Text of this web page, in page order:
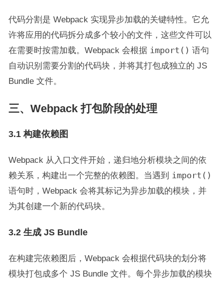
代码分割是 Webpack 实现异步加载的关键特性。它允
许将应用的代码拆分成多个较小的文件，这些文件可以
在需要时按需加载。Webpack 会根据 import() 语句
自动识别需要分割的代码块，并将其打包成独立的 JS
Bundle 文件。
三、Webpack 打包阶段的处理
3.1 构建依赖图
Webpack 从入口文件开始，递归地分析模块之间的依
赖关系，构建出一个完整的依赖图。当遇到 import()
语句时，Webpack 会将其标记为异步加载的模块，并
为其创建一个新的代码块。
3.2 生成 JS Bundle
在构建完依赖图后，Webpack 会根据代码块的划分将
模块打包成多个 JS Bundle 文件。每个异步加载的模块